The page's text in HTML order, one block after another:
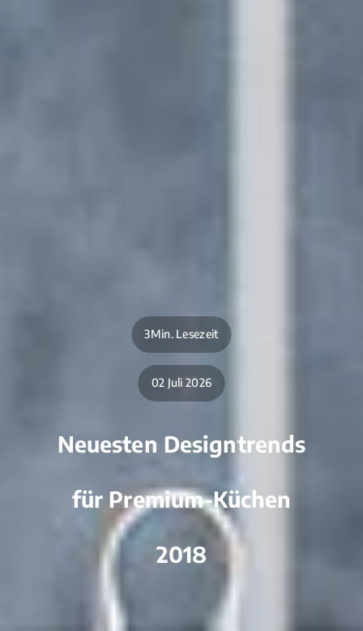
3Min. Lesezeit
02 Juli 2026
Neuesten Designtrends
für Premium-Küchen
2018